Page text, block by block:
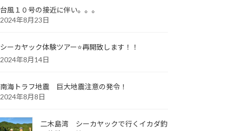
台風１０号の接近に伴い。。。
2024年8月23日
シーカヤック体験ツアー⭐️再開致します！！
2024年8月14日
南海トラフ地震 巨大地震注意の発令！
2024年8月8日
二木島湾 シーカヤックで行くイカダ釣